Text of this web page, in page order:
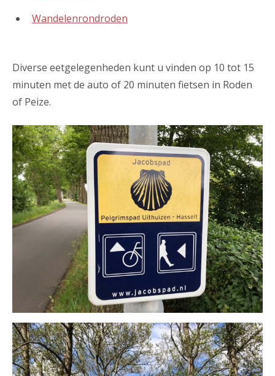
Wandelenrondroden
Diverse eetgelegenheden kunt u vinden op 10 tot 15
minuten met de auto of 20 minuten fietsen in Roden
of Peize.